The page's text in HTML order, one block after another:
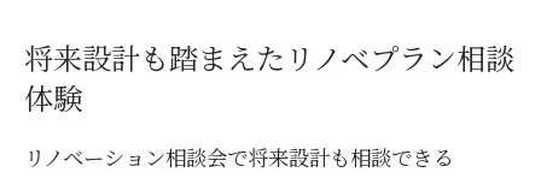
将来設計も踏まえたリノベプラン相談
体験
リノベーション相談会で将来設計も相談できる